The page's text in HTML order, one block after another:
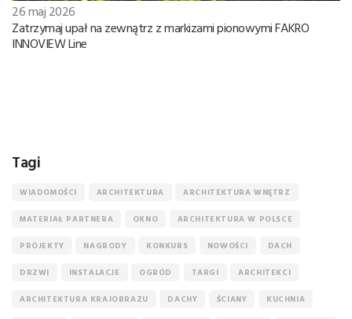
26 maj 2026
Zatrzymaj upał na zewnątrz z markizami pionowymi FAKRO
INNOVIEW Line
Tagi
WIADOMOŚCI ARCHITEKTURA ARCHITEKTURA WNĘTRZ
MATERIAŁ PARTNERA OKNO ARCHITEKTURA W POLSCE
PROJEKTY NAGRODY KONKURS NOWOŚCI DACH
DRZWI INSTALACJE OGRÓD TARGI ARCHITEKCI
ARCHITEKTURA KRAJOBRAZU DACHY ŚCIANY KUCHNIA